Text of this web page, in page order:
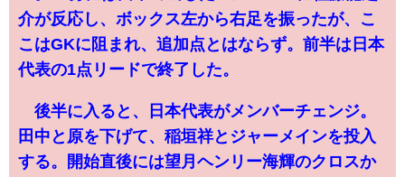
介が反応し、ボックス左から右足を振ったが、こ
こはGKに阻まれ、追加点とはならず。前半は日本
代表の1点リードで終了した。
後半に入ると、日本代表がメンバーチェンジ。
田中と原を下げて、稲垣祥とジャーメインを投入
する。開始直後には望月ヘンリー海輝のクロスか